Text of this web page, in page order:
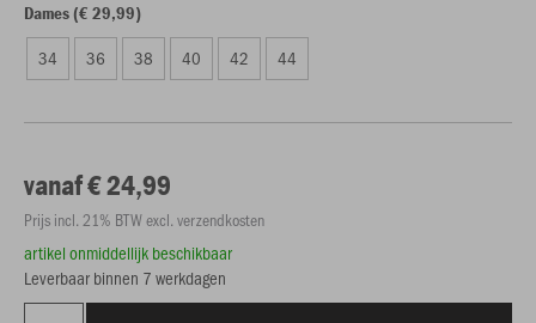
Dames (€ 29,99)
34 36 38 40 42 44
vanaf € 24,99
Prijs incl. 21% BTW excl. verzendkosten
artikel onmiddellijk beschikbaar
Leverbaar binnen 7 werkdagen